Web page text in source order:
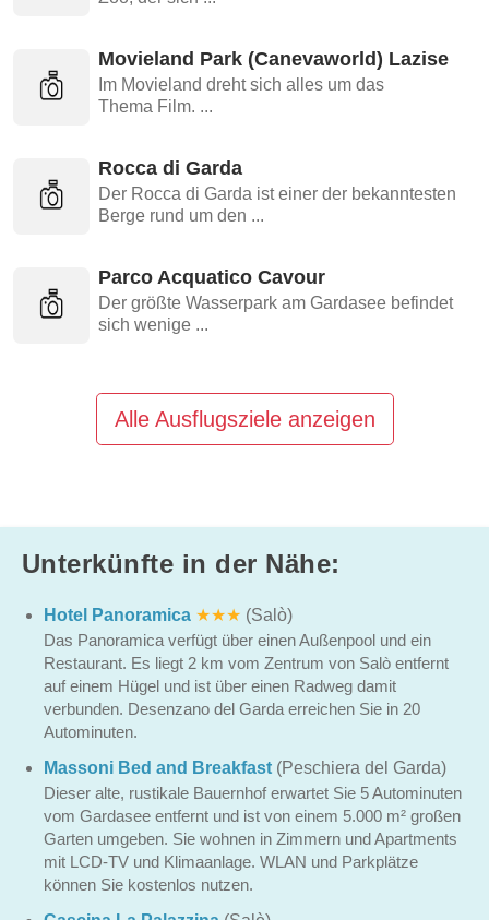
Movieland Park (Canevaworld) Lazise
Im Movieland dreht sich alles um das
Thema Film. ...
Rocca di Garda
Der Rocca di Garda ist einer der bekanntesten
Berge rund um den ...
Parco Acquatico Cavour
Der größte Wasserpark am Gardasee befindet
sich wenige ...
Alle Ausflugsziele anzeigen
Unterkünfte in der Nähe:
Hotel Panoramica ★★★ (Salò)
Das Panoramica verfügt über einen Außenpool und ein
Restaurant. Es liegt 2 km vom Zentrum von Salò entfernt
auf einem Hügel und ist über einen Radweg damit
verbunden. Desenzano del Garda erreichen Sie in 20
Autominuten.
Massoni Bed and Breakfast (Peschiera del Garda)
Dieser alte, rustikale Bauernhof erwartet Sie 5 Autominuten
vom Gardasee entfernt und ist von einem 5.000 m² großen
Garten umgeben. Sie wohnen in Zimmern und Apartments
mit LCD-TV und Klimaanlage. WLAN und Parkplätze
können Sie kostenlos nutzen.